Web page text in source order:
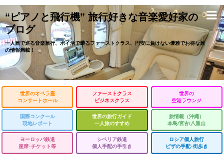
“ピアノと飛行機” 旅行好きな音楽愛好家の
ブログ
一人旅で巡る音楽旅行、ポイ活で乗るファーストクラス、円安に負けない優雅でお得な旅
の情報満載！
世界のオペラ座
コンサートホール
ファーストクラス
ビジネスクラス
世界の
空港ラウンジ
国際コンクール
現地レポート
世界の旅行ガイド
一人旅のすすめ
旅情報（沖縄）
本島/宮古/八重山
ヨーロッパ鉄道
座席･チケット等
シベリア鉄道
個人手配の手引き
ロシア個人旅行
ビザの手配･街歩き